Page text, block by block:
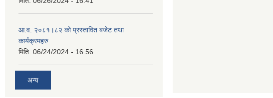
आ.व. २०८१।८२ को प्रस्तावित बजेट तथा
कार्यक्रमहरु
मिति: 06/24/2024 - 16:56
अन्य